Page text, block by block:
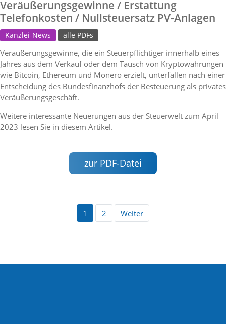
Veräußerungsgewinne / Erstattung
Telefonkosten / Nullsteuersatz PV-Anlagen
Kanzlei-News alle PDFs
Veräußerungsgewinne, die ein Steuerpflichtiger innerhalb eines
Jahres aus dem Verkauf oder dem Tausch von Kryptowährungen
wie Bitcoin, Ethereum und Monero erzielt, unterfallen nach einer
Entscheidung des Bundesfinanzhofs der Besteuerung als privates
Veräußerungsgeschäft.
Weitere interessante Neuerungen aus der Steuerwelt zum April
2023 lesen Sie in diesem Artikel.
zur PDF-Datei
1 2 Weiter